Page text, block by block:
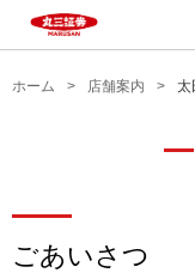
ホーム 店舗案内 太
ごあいさつ